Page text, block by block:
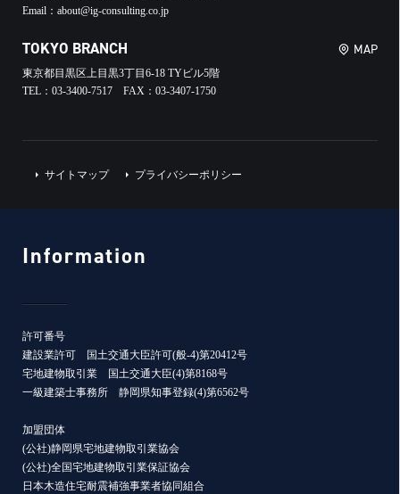
Email：about@ig-consulting.co.jp
TOKYO BRANCH
東京都目黒区上目黒3丁目6-18 TYビル5階
TEL：03-3400-7517 FAX：03-3407-1750
MAP
サイトマップ プライバシーポリシー
Information
許可番号
建設業許可 国土交通大臣許可(般-4)第20412号
宅地建物取引業 国土交通大臣(4)第8168号
一級建築士事務所 静岡県知事登録(4)第6562号
加盟団体
(公社)静岡県宅地建物取引業協会
(公社)全国宅地建物取引業保証協会
日本木造住宅耐震補強事業者協同組合